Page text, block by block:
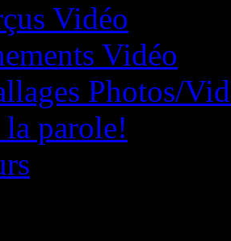
Vidéo
Vidéo
Photos/
parole!